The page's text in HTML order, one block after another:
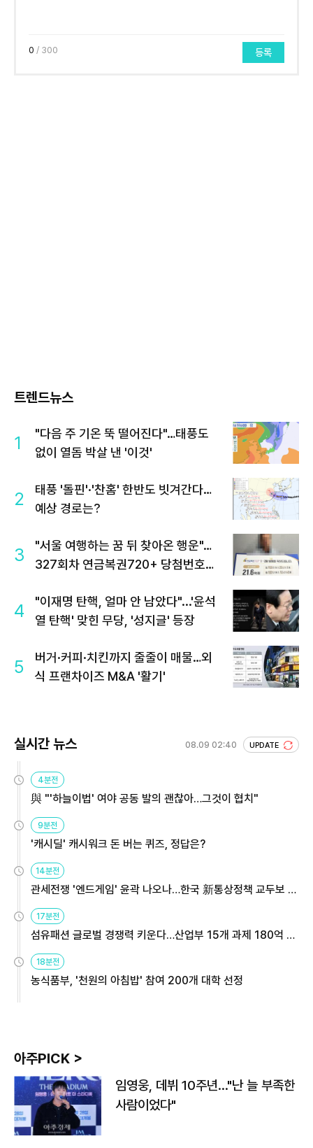
0 / 300 등록
트렌드뉴스
1
"다음 주 기온 뚝 떨어진다"…태풍도
없이 열돔 박살 낸 '이것'
2
태풍 '돌핀'·'찬홈' 한반도 빗겨간다…
예상 경로는?
3
"서울 여행하는 꿈 뒤 찾아온 행운"…
327회차 연금복권720+ 당첨번호조
4
"이재명 탄핵, 얼마 안 남았다"...'윤석
열 탄핵' 맞힌 무당, '성지글' 등장
5
버거·커피·치킨까지 줄줄이 매물…외
식 프랜차이즈 M&A '활기'
실시간 뉴스 08.09 02:40 UPDATE
4분전
與 "'하늘이법' 여야 공동 발의 괜찮아…그것이 협치"
9분전
'캐시딜' 캐시워크 돈 버는 퀴즈, 정답은?
14분전
관세전쟁 '엔드게임' 윤곽 나오나…한국 新통상정책 교두보 활
용해야
17분전
섬유패션 글로벌 경쟁력 키운다…산업부 15개 과제 180억 지
원
18분전
농식품부, '천원의 아침밥' 참여 200개 대학 선정
아주PICK >
임영웅, 데뷔 10주년…"난 늘 부족한
사람이었다"